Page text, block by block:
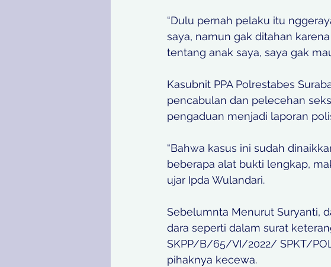
“Dulu pernah pelaku itu
saya, namun gak ditahan
tentang anak saya, saya gak
Kasubnit PPA Polrestabes
pencabulan dan pelecehan
pengaduan menjadi laporan
“Bahwa kasus ini sudah
beberapa alat bukti lengkap,
ujar Ipda Wulandari.
Sebelumnta Menurut Suryanti,
dara seperti dalam surat
SKPP/B/65/VI/2022/ SPKT/
pihaknya kecewa.